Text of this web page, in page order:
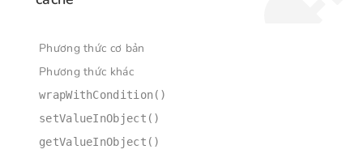
Phương thức cơ bản
Phương thức khác
wrapWithCondition()
setValueInObject()
getValueInObject()